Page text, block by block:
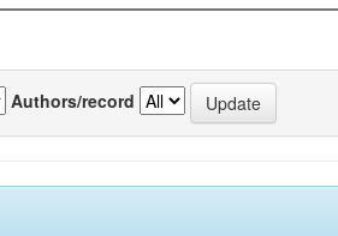
Authors/record